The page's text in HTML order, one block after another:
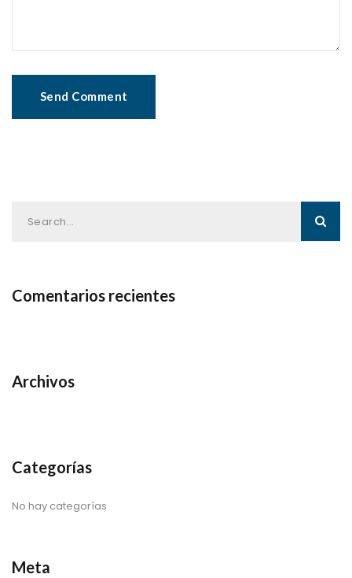
Comentarios recientes
Archivos
Categorías
No hay categorías
Meta